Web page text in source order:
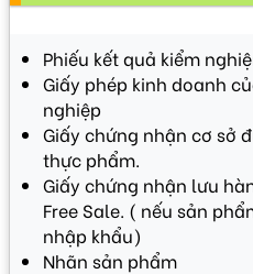
Phiếu kết quả kiểm
Giấy phép kinh doanh
nghiệp
Giấy chứng nhận cơ sở
thực phẩm.
Giấy chứng nhận lưu
Free Sale. ( nếu sản
nhập khẩu)
Nhãn sản phẩm